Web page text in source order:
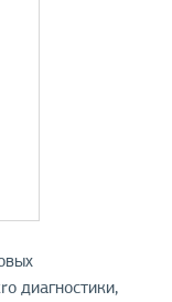
диагностики,